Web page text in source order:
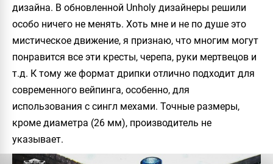
дизайна. В обновленной Unholy дизайнеры решили
особо ничего не менять. Хоть мне и не по душе это
мистическое движение, я признаю, что многим могут
понравится все эти кресты, черепа, руки мертвецов и
т.д. К тому же формат дрипки отлично подходит для
современного вейпинга, особенно, для
использования с сингл мехами. Точные размеры,
кроме диаметра (26 мм), производитель не
указывает.